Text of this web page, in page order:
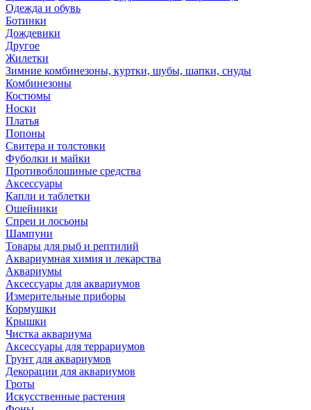
Одежда и обувь
Ботинки
Дождевики
Другое
Жилетки
Зимние комбинезоны, куртки, шубы, шапки, снуды
Комбинезоны
Костюмы
Носки
Платья
Попоны
Свитера и толстовки
Фуболки и майки
Противоблошиные средства
Аксессуары
Капли и таблетки
Ошейники
Спреи и лосьоны
Шампуни
Товары для рыб и рептилий
Аквариумная химия и лекарства
Аквариумы
Аксессуары для аквариумов
Измерительные приборы
Кормушки
Крышки
Чистка аквариума
Аксессуары для террариумов
Грунт для аквариумов
Декорации для аквариумов
Гроты
Искусственные растения